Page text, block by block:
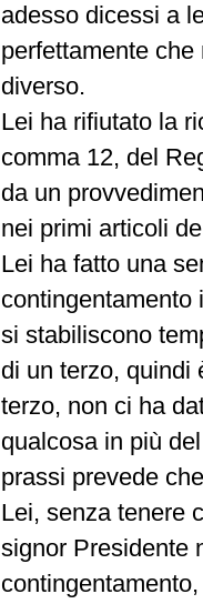
adesso dicessi a
perfettamente
diverso.
Lei ha rifiutato la
comma 12, del
da un
nei primi articoli
Lei ha fatto una
contingentamento
si stabiliscono
di un terzo, quindi
terzo, non ci ha
qualcosa in più
prassi prevede
Lei, senza tenere
signor Presidente